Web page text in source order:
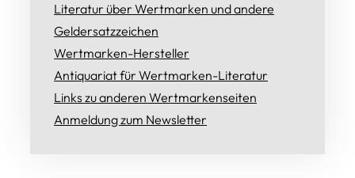
Literatur über Wertmarken und andere
Geldersatzzeichen
Wertmarken-Hersteller
Antiquariat für Wertmarken-Literatur
Links zu anderen Wertmarkenseiten
Anmeldung zum Newsletter